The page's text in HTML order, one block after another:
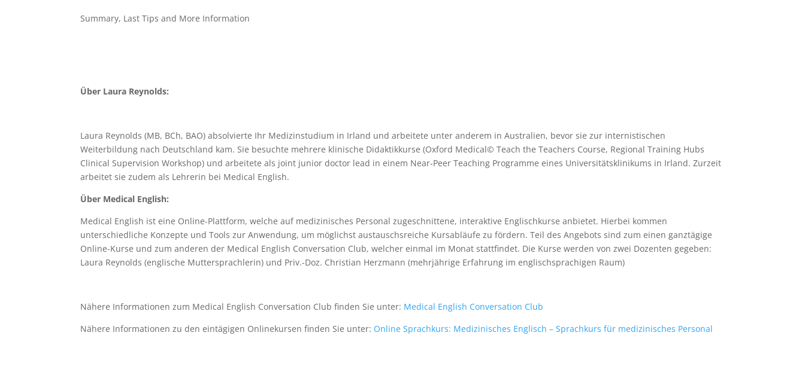
Summary, Last Tips and More Information
Über Laura Reynolds:
Laura Reynolds (MB, BCh, BAO) absolvierte Ihr Medizinstudium in Irland und arbeitete unter anderem in Australien, bevor sie zur internistischen
Weiterbildung nach Deutschland kam. Sie besuchte mehrere klinische Didaktikkurse (Oxford Medical© Teach the Teachers Course, Regional Training Hubs
Clinical Supervision Workshop) und arbeitete als joint junior doctor lead in einem Near-Peer Teaching Programme eines Universitätsklinikums in Irland. Zurzeit
arbeitet sie zudem als Lehrerin bei Medical English.
Über Medical English:
Medical English ist eine Online-Plattform, welche auf medizinisches Personal zugeschnittene, interaktive Englischkurse anbietet. Hierbei kommen
unterschiedliche Konzepte und Tools zur Anwendung, um möglichst austauschsreiche Kursabläufe zu fördern. Teil des Angebots sind zum einen ganztägige
Online-Kurse und zum anderen der Medical English Conversation Club, welcher einmal im Monat stattfindet. Die Kurse werden von zwei Dozenten gegeben:
Laura Reynolds (englische Muttersprachlerin) und Priv.-Doz. Christian Herzmann (mehrjährige Erfahrung im englischsprachigen Raum)
Nähere Informationen zum Medical English Conversation Club finden Sie unter: Medical English Conversation Club
Nähere Informationen zu den eintägigen Onlinekursen finden Sie unter: ​ Online Sprachkurs: Medizinisches Englisch – Sprachkurs für medizinisches Personal